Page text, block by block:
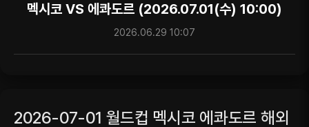
멕시코 VS 에콰도르 (2026.07.01(수) 10:00)
2026.06.29 10:07
2026-07-01 월드컵 멕시코 에콰도르 해외